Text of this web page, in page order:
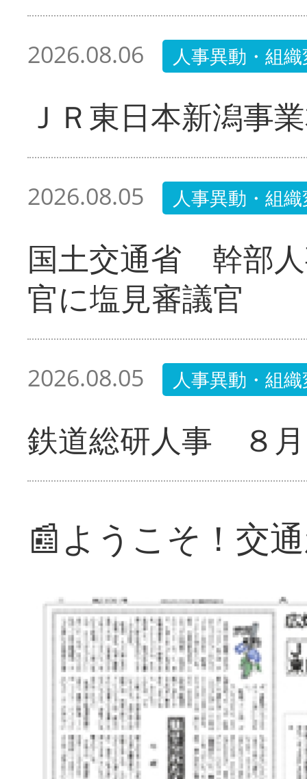
2026.08.06 人事異動・組
ＪＲ東日本新潟事
2026.08.05 人事異動・組
国土交通省 幹部
官に塩見審議官
2026.08.05 人事異動・組
鉄道総研人事 ８
📰ようこそ！交